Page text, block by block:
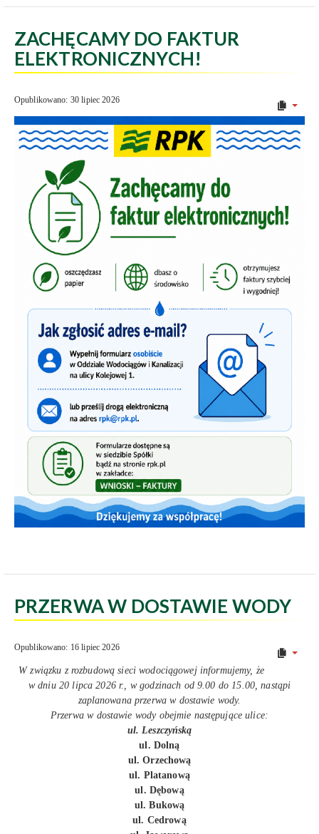
ZACHĘCAMY DO FAKTUR
ELEKTRONICZNYCH!
Opublikowano: 30 lipiec 2026
PRZERWA W DOSTAWIE WODY
Opublikowano: 16 lipiec 2026
W związku z rozbudową sieci wodociągowej informujemy, że
w dniu 20 lipca 2026 r., w godzinach od 9.00 do 15.00, nastąpi
zaplanowana przerwa w dostawie wody.
Przerwa w dostawie wody obejmie następujące ulice:
ul. Leszczyńską
ul. Dolną
ul. Orzechową
ul. Platanową
ul. Dębową
ul. Bukową
ul. Cedrową